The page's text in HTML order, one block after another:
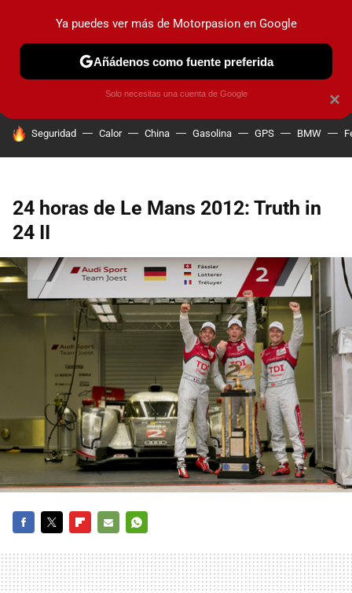
PRUEBAS COCHES ELÉCTRICOS OBSERVATORIO
HOY SE HABLA DE
Seguridad Calor China Gasolina GPS BMW
24 horas de Le Mans 2012: Truth in
24 II
MAIL
×
Ya puedes ver más de Motorpasion en Google
Añádenos como fuente preferida
Solo necesitas una cuenta de Google